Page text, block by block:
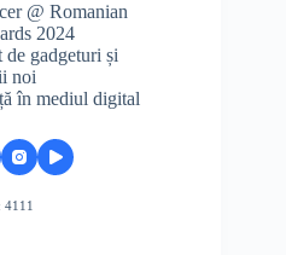
@ Romanian
2024
gadgeturi și
noi
în mediul digital
4111